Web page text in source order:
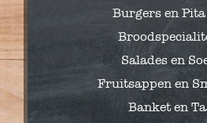
Burgers en
Salades en
Fruitsappen en
Banket en